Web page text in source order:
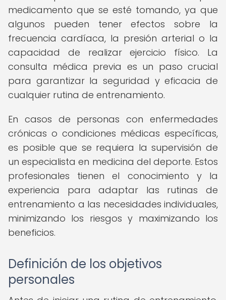
medicamento que se esté tomando, ya que
algunos pueden tener efectos sobre la
frecuencia cardíaca, la presión arterial o la
capacidad de realizar ejercicio físico. La
consulta médica previa es un paso crucial
para garantizar la seguridad y eficacia de
cualquier rutina de entrenamiento.
En casos de personas con enfermedades
crónicas o condiciones médicas específicas,
es posible que se requiera la supervisión de
un especialista en medicina del deporte. Estos
profesionales tienen el conocimiento y la
experiencia para adaptar las rutinas de
entrenamiento a las necesidades individuales,
minimizando los riesgos y maximizando los
beneficios.
Definición de los objetivos
personales